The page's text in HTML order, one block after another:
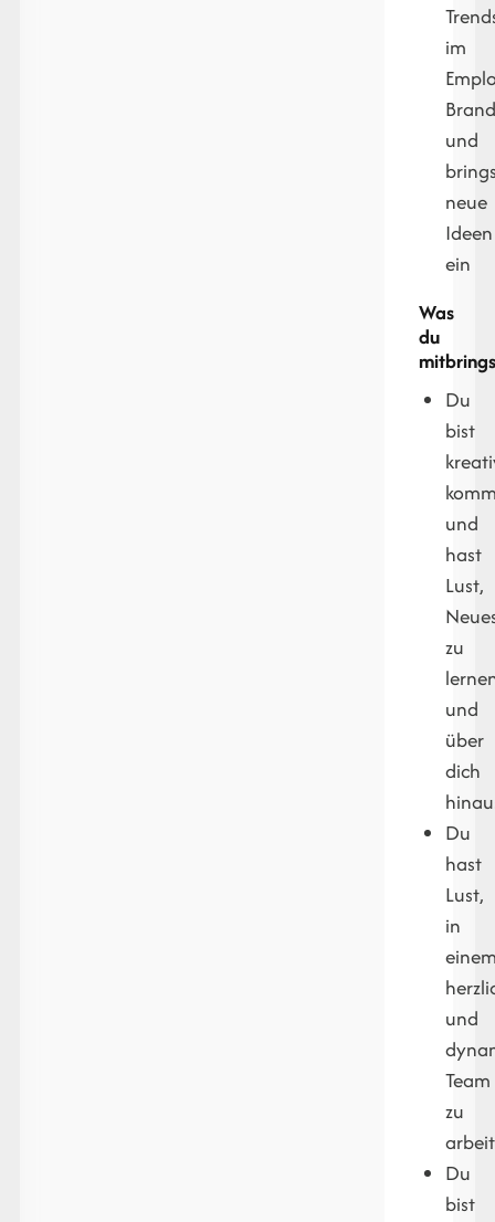
im
und
neue
Ideen
ein
Was
du
Du
bist
und
hast
Lust,
zu
und
über
dich
Du
hast
Lust,
in
und
Team
zu
Du
bist